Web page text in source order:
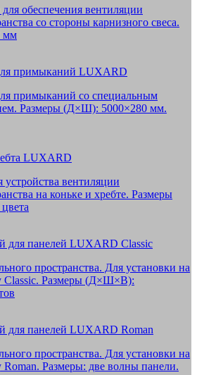
обеспечения вентиляции
со стороны карнизного свеса.
мм
примыканий LUXARD
примыканий со специальным
Размеры (Д×Ш): 5000×280 мм.
LUXARD
вентиляции
на коньке и хребте. Размеры
для панелей LUXARD Classic
пространства. Для установки на
Classic. Размеры (Д×Ш×В):
для панелей LUXARD Roman
пространства. Для установки на
Размеры: две волны панели.